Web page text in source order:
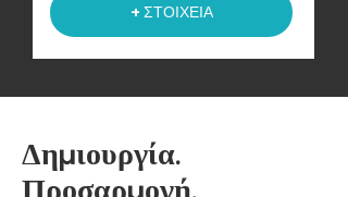
+ ΣΤΟΙΧΕΙΑ
Δημιουργία.